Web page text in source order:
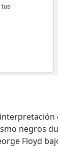
negros
Floyd